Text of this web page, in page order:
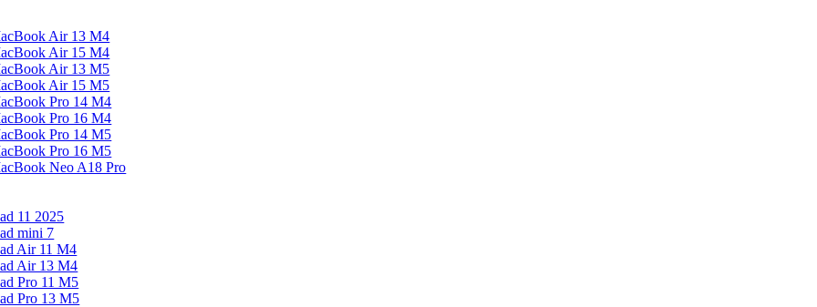
Air 13 M4
Air 15 M4
Air 13 M5
Air 15 M5
Pro 14 M4
Pro 16 M4
Pro 14 M5
Pro 16 M5
Neo A18 Pro
11 2025
mini 7
Air 11 M4
Air 13 M4
Pro 11 M5
Pro 13 M5